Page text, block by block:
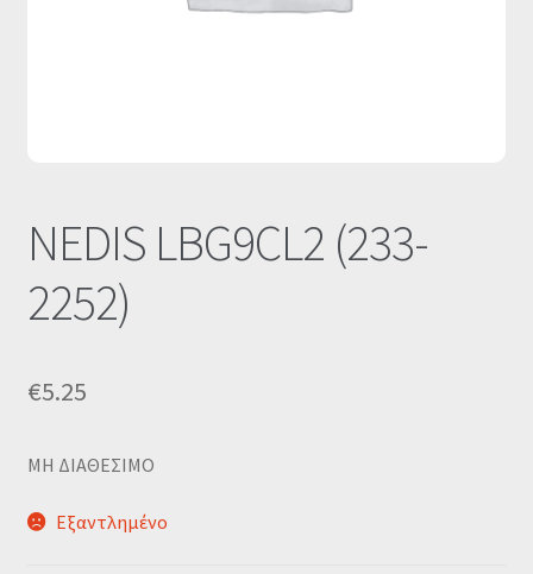
NEDIS LBG9CL2 (233-
2252)
€5.25
MΗ ΔΙΑΘΕΣΙΜΟ
Εξαντλημένο